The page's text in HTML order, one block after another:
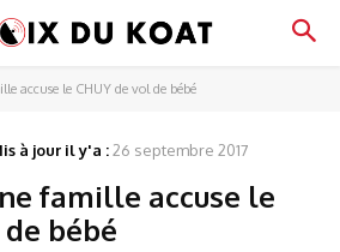
accuse le CHUY de vol de bébé
à jour il y'a :26 septembre 2017
famille accuse le
bébé